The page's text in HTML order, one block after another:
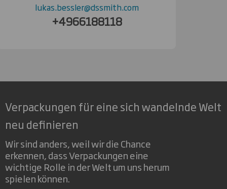
lukas.bessler@dssmith.com
+4966188118
Verpackungen für eine sich wandelnde Welt
neu definieren
Wir sind anders, weil wir die Chance
erkennen, dass Verpackungen eine
wichtige Rolle in der Welt um uns herum
spielen können.